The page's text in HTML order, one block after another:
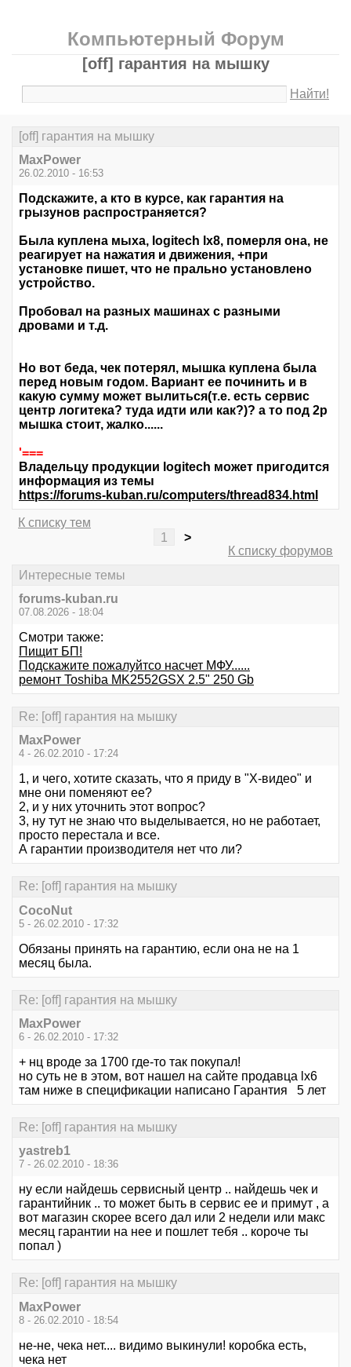
Компьютерный Форум
[off] гарантия на мышку
Найти!
[off] гарантия на мышку
MaxPower
26.02.2010 - 16:53
Подскажите, а кто в курсе, как гарантия на
грызунов распространяется?
Была куплена мыха, logitech lx8, померля она, не
реагирует на нажатия и движения, +при
установке пишет, что не прально установлено
устройство.
Пробовал на разных машинах с разными
дровами и т.д.
Но вот беда, чек потерял, мышка куплена была
перед новым годом. Вариант ее починить и в
какую сумму может вылиться(т.е. есть сервис
центр логитека? туда идти или как?)? а то под 2р
мышка стоит, жалко......
'===
Владельцу продукции logitech может пригодится
информация из темы
https://forums-kuban.ru/computers/thread834.html
К списку тем
1
>
К списку форумов
Интересные темы
forums-kuban.ru
07.08.2026 - 18:04
Смотри также:
Пищит БП!
Подскажите пожалуйтсо насчет МФУ......
ремонт Toshiba MK2552GSX 2.5" 250 Gb
Re: [off] гарантия на мышку
MaxPower
4 - 26.02.2010 - 17:24
1, и чего, хотите сказать, что я приду в "X-видео" и
мне они поменяют ее?
2, и у них уточнить этот вопрос?
3, ну тут не знаю что выделывается, но не работает,
просто перестала и все.
А гарантии производителя нет что ли?
Re: [off] гарантия на мышку
CocoNut
5 - 26.02.2010 - 17:32
Обязаны принять на гарантию, если она не на 1
месяц была.
Re: [off] гарантия на мышку
MaxPower
6 - 26.02.2010 - 17:32
+ нц вроде за 1700 где-то так покупал!
но суть не в этом, вот нашел на сайте продавца lx6
там ниже в спецификации написано Гарантия 5 лет
Re: [off] гарантия на мышку
yastreb1
7 - 26.02.2010 - 18:36
ну если найдешь сервисный центр .. найдешь чек и
гарантийник .. то может быть в сервис ее и примут , а
вот магазин скорее всего дал или 2 недели или макс
месяц гарантии на нее и пошлет тебя .. короче ты
попал )
Re: [off] гарантия на мышку
MaxPower
8 - 26.02.2010 - 18:54
не-не, чека нет.... видимо выкинули! коробка есть,
чека нет